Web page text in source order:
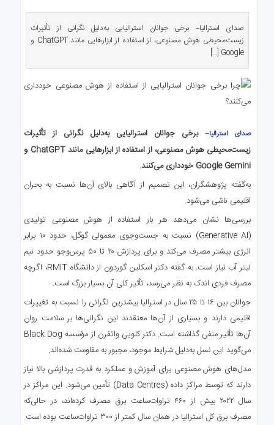
ارتباط
صدای استرالیا– برخی جوانان استرالیایی به‌دلیل نگرانی از تأثیرات
زیست‌محیطی هوش مصنوعی، از استفاده از ابزارهایی مانند ChatGPT و
Google […]
صدای استرالیا– برخی جوانان استرالیایی به‌دلیل نگرانی از تأثیرات
زیست‌محیطی هوش مصنوعی، از استفاده از ابزارهایی مانند ChatGPT و
Google Gemini خودداری می‌کنند.
به‌گفته پژوهشگران، این تصمیم از آگاهی بالای آن‌ها نسبت به بحران
اقلیمی ناشی می‌شود.
بررسی‌ها نشان می‌دهد هر بار استفاده از هوش مصنوعی تولیدی
(Generative AI) نسبت به جست‌وجوی معمولی گوگل، حدود ۱۰ برابر
انرژی بیشتر مصرف می‌کند و برای پردازش ۲۰ تا ۵۰ پرس‌وجو حدود نیم
لیتر آب نیاز است. به گفته دکتر اسکلین گوردون از دانشگاه RMIT، اگرچه
مصرف فردی اندک به نظر می‌رسد، تأثیر کلی آن بسیار بزرگ است.
جوانان بین ۱۶ تا ۲۵ سال در استرالیا بیشترین نگرانی را نسبت به تغییرات
اقلیمی دارند و بسیاری از آن‌ها معتقدند این نگرانی‌ها بر سلامت روان
آن‌ها تأثیر منفی گذاشته است. دکتر کلویی واتفرن از مؤسسه Black Dog
می‌گوید این نسل به‌دلیل شرایط موجود، مجبور به مقاومت شده‌اند.
مدل‌های هوش مصنوعی برای آموزش و عملکرد به قدرت پردازشی بالا نیاز
دارند که توسط مراکز داده (Data Centres) تأمین می‌شود. این مراکز در
سال ۲۰۲۲ بیش از ۴۶۰ تراوات‌ساعت برق مصرف کرده‌اند، در حالی‌که
مصرف برق کل استرالیا در همان سال کمتر از ۳۰۰ تراوات‌ساعت بوده است.